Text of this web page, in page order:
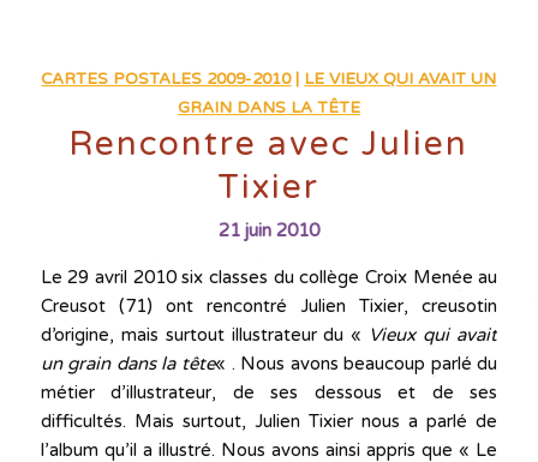
CARTES POSTALES 2009-2010| LE VIEUX QUI AVAIT UN
GRAIN DANS LA TÊTE
Rencontre avec Julien
Tixier
21 juin 2010
Le 29 avril 2010 six classes du collège Croix Menée au
Creusot (71) ont rencontré Julien Tixier, creusotin
d’origine, mais surtout illustrateur du « Vieux qui avait
un grain dans la tête« . Nous avons beaucoup parlé du
métier d’illustrateur, de ses dessous et de ses
difficultés. Mais surtout, Julien Tixier nous a parlé de
l’album qu’il a illustré. Nous avons ainsi appris que « Le